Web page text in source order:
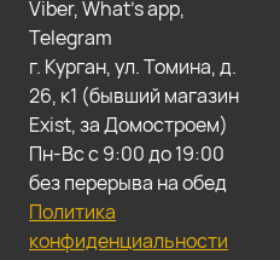
Viber, What's app,
Telegram
г. Курган, ул. Томина, д.
26, к1 (бывший магазин
Exist, за Домостроем)
Пн-Вс с 9:00 до 19:00
без перерыва на обед
Политика
конфиденциальности